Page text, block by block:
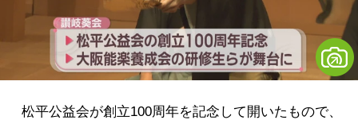
松平公益会が創立100周年を記念して開いたもので、